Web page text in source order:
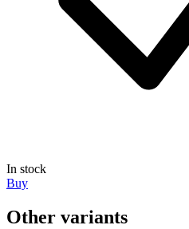
In stock
Buy
Other variants